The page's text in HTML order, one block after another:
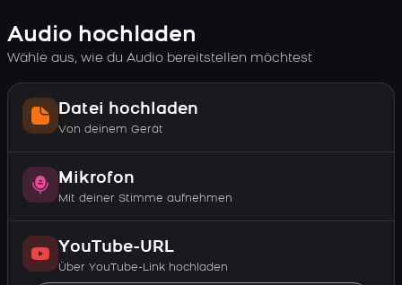
Audio hochladen
Wähle aus, wie du Audio bereitstellen möchtest
Datei hochladen
Von deinem Gerät
Mikrofon
Mit deiner Stimme aufnehmen
YouTube-URL
Über YouTube-Link hochladen